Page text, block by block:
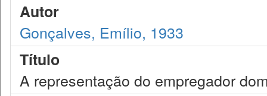
Autor
Gonçalves, Emílio, 1933
Título
A representação do empregador